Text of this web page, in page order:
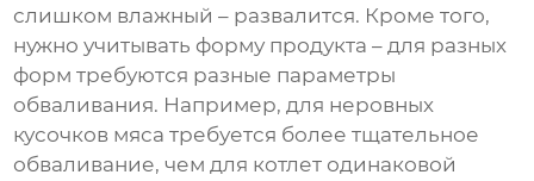
слишком влажный – развалится. Кроме того,
нужно учитывать форму продукта – для разных
форм требуются разные параметры
обваливания. Например, для неровных
кусочков мяса требуется более тщательное
обваливание, чем для котлет одинаковой